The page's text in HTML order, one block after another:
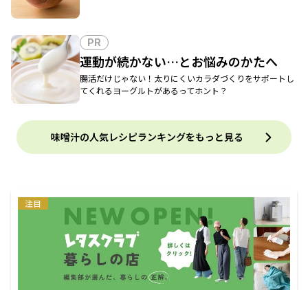
PR
運動が続かない…とお悩みのかたへ
腸活だけじゃない！太りにくいカラダづくりをサポートし
てくれるヨーグルトがあるってホント？
味噌汁の人気レシピランキングをもっと見る
注目